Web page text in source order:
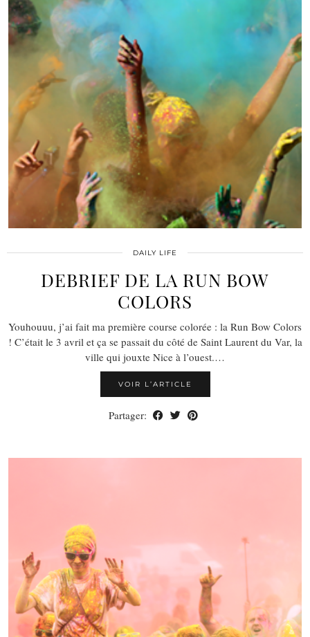
DAILY LIFE
DEBRIEF DE LA RUN BOW
COLORS
Youhouuu, j’ai fait ma première course colorée : la Run Bow Colors
! C’était le 3 avril et ça se passait du côté de Saint Laurent du Var, la
ville qui jouxte Nice à l’ouest.…
VOIR L’ARTICLE
Partager: